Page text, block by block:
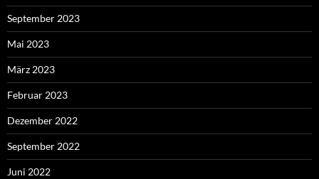
September 2023
Mai 2023
März 2023
Februar 2023
Dezember 2022
September 2022
Juni 2022